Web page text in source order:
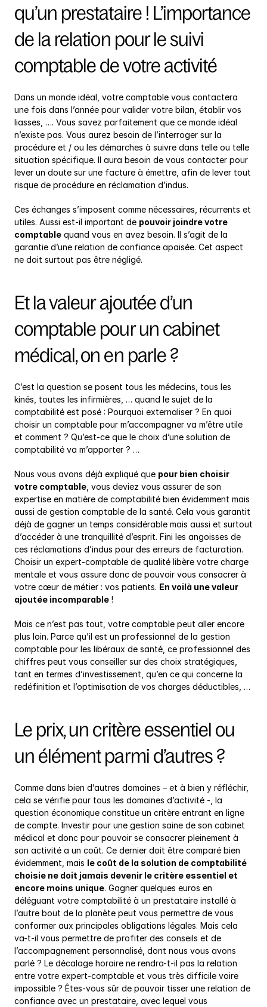
qu’un prestataire ! L’importance
de la relation pour le suivi
comptable de votre activité
Dans un monde idéal, votre comptable vous contactera
une fois dans l’année pour valider votre bilan, établir vos
liasses, …. Vous savez parfaitement que ce monde idéal
n’existe pas. Vous aurez besoin de l’interroger sur la
procédure et / ou les démarches à suivre dans telle ou telle
situation spécifique. Il aura besoin de vous contacter pour
lever un doute sur une facture à émettre, afin de lever tout
risque de procédure en réclamation d’indus.
Ces échanges s’imposent comme nécessaires, récurrents et
utiles. Aussi est-il important de pouvoir joindre votre
comptable quand vous en avez besoin. Il s’agit de la
garantie d’une relation de confiance apaisée. Cet aspect
ne doit surtout pas être négligé.
Et la valeur ajoutée d’un
comptable pour un cabinet
médical, on en parle ?
C’est la question se posent tous les médecins, tous les
kinés, toutes les infirmières, … quand le sujet de la
comptabilité est posé : Pourquoi externaliser ? En quoi
choisir un comptable pour m’accompagner va m’être utile
et comment ? Qu’est-ce que le choix d’une solution de
comptabilité va m’apporter ? …
Nous vous avons déjà expliqué que pour bien choisir
votre comptable , vous deviez vous assurer de son
expertise en matière de comptabilité bien évidemment mais
aussi de gestion comptable de la santé. Cela vous garantit
déjà de gagner un temps considérable mais aussi et surtout
d’accéder à une tranquillité d’esprit. Fini les angoisses de
ces réclamations d’indus pour des erreurs de facturation.
Choisir un expert-comptable de qualité libère votre charge
mentale et vous assure donc de pouvoir vous consacrer à
votre cœur de métier : vos patients. En voilà une valeur
ajoutée incomparable !
Mais ce n’est pas tout, votre comptable peut aller encore
plus loin. Parce qu’il est un professionnel de la gestion
comptable pour les libéraux de santé, ce professionnel des
chiffres peut vous conseiller sur des choix stratégiques,
tant en termes d’investissement, qu’en ce qui concerne la
redéfinition et l’optimisation de vos charges déductibles, …
Le prix, un critère essentiel ou
un élément parmi d’autres ?
Comme dans bien d’autres domaines – et à bien y réfléchir,
cela se vérifie pour tous les domaines d’activité -, la
question économique constitue un critère entrant en ligne
de compte. Investir pour une gestion saine de son cabinet
médical et donc pour pouvoir se consacrer pleinement à
son activité a un coût. Ce dernier doit être comparé bien
évidemment, mais le coût de la solution de comptabilité
choisie ne doit jamais devenir le critère essentiel et
encore moins unique. Gagner quelques euros en
déléguant votre comptabilité à un prestataire installé à
l’autre bout de la planète peut vous permettre de vous
conformer aux principales obligations légales. Mais cela
va-t-il vous permettre de profiter des conseils et de
l’accompagnement personnalisé, dont nous vous avons
parlé ? Le décalage horaire ne rendra-t-il pas la relation
entre votre expert-comptable et vous très difficile voire
impossible ? Êtes-vous sûr de pouvoir tisser une relation de
confiance avec un prestataire, avec lequel vous